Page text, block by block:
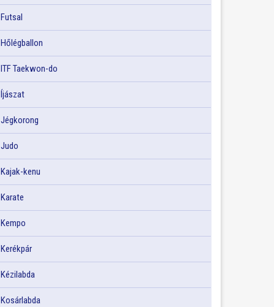
Futsal
Hőlégballon
ITF Taekwon-do
Íjászat
Jégkorong
Judo
Kajak-kenu
Karate
Kempo
Kerékpár
Kézilabda
Kosárlabda